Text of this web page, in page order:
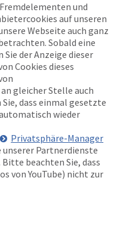
und
auf unseren
Webseite auch ganz
Sobald eine
der Anzeige dieser
Cookies dieses
gleicher Stelle auch
dass einmal gesetzte
wieder
Privatsphäre-Manager
unserer Partnerdienste
beachten Sie, dass
von YouTube) nicht zur